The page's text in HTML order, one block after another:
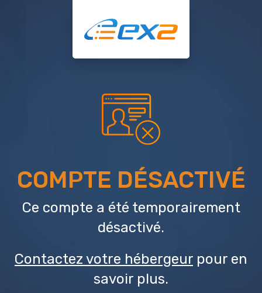
COMPTE DÉSACTIVÉ
Ce compte a été temporairement
désactivé.
Contactez votre hébergeur pour en
savoir plus.